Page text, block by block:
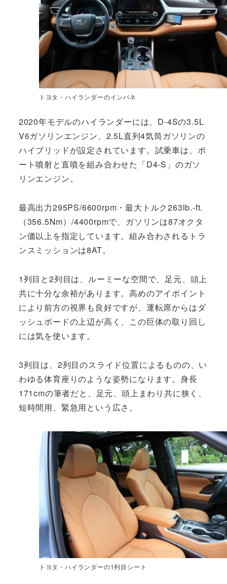
トヨタ・ハイランダーのインパネ
2020年モデルのハイランダーには、D-4Sの3.5L
V6ガソリンエンジン、2.5L直列4気筒ガソリンの
ハイブリッドが設定されています。試乗車は、ポ
ート噴射と直噴を組み合わせた「D4-S」のガソ
リンエンジン。
最高出力295PS/6600rpm・最大トルク263lb.-ft.
（356.5Nm）/4400rpmで、ガソリンは87オクタ
ン価以上を指定しています。組み合わされるトラ
ンスミッションは8AT。
1列目と2列目は、ルーミーな空間で、足元、頭上
共に十分な余裕があります。高めのアイポイント
により前方の視界も良好ですが、運転席からはダ
ッシュボードの上辺が高く、この巨体の取り回し
には気を使います。
3列目は、2列目のスライド位置によるものの、い
わゆる体育座りのような姿勢になります。身長
171cmの筆者だと、足元、頭上まわり共に狭く、
短時間用、緊急用という広さ。
トヨタ・ハイランダーの1列目シート